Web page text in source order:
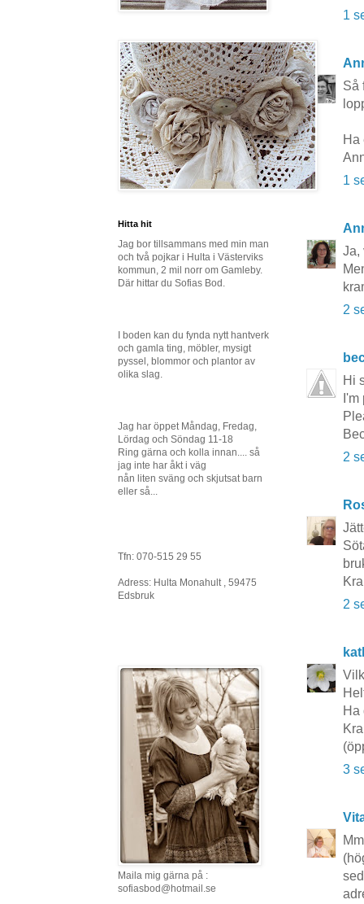
1
Så
Ha
1
Ja,
2
Hi
2
2
Ha
3
Hitta hit
Jag bor tillsammans med min man
och två pojkar i Hulta i Västerviks
kommun, 2 mil norr om Gamleby.
Där hittar du Sofias Bod.
I boden kan du fynda nytt hantverk
och gamla ting, möbler, mysigt
pyssel, blommor och plantor av
olika slag.
Jag har öppet Måndag, Fredag,
Lördag och Söndag 11-18
Ring gärna och kolla innan.... så
jag inte har åkt i väg
nån liten sväng och skjutsat barn
eller så...
Tfn: 070-515 29 55
Adress: Hulta Monahult , 59475
Edsbruk
Maila mig gärna på :
sofiasbod@hotmail.se